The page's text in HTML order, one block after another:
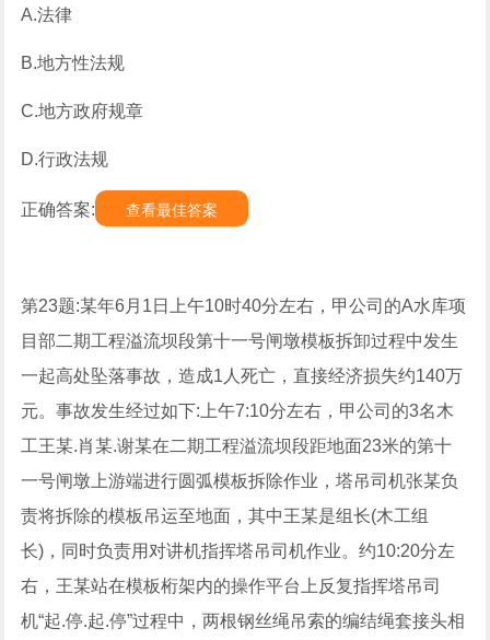
A.法律
B.地方性法规
C.地方政府规章
D.行政法规
正确答案: 查看最佳答案
第23题:某年6月1日上午10时40分左右，甲公司的A水库项
目部二期工程溢流坝段第十一号闸墩模板拆卸过程中发生
一起高处坠落事故，造成1人死亡，直接经济损失约140万
元。事故发生经过如下:上午7:10分左右，甲公司的3名木
工王某.肖某.谢某在二期工程溢流坝段距地面23米的第十
一号闸墩上游端进行圆弧模板拆除作业，塔吊司机张某负
责将拆除的模板吊运至地面，其中王某是组长(木工组
长)，同时负责用对讲机指挥塔吊司机作业。约10:20分左
右，王某站在模板桁架内的操作平台上反复指挥塔吊司
机“起.停.起.停”过程中，两根钢丝绳吊索的编结绳套接头相